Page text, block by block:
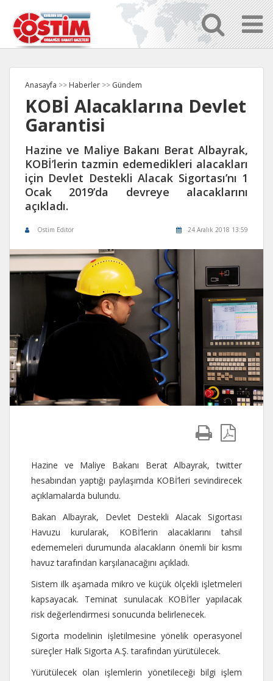
Anasayfa >> Haberler >> Gündem
KOBİ Alacaklarına Devlet
Garantisi
Hazine ve Maliye Bakanı Berat Albayrak,
KOBİ’lerin tazmin edemedikleri alacakları
için Devlet Destekli Alacak Sigortası’nı 1
Ocak 2019’da devreye alacaklarını
açıkladı.
Ostim Editör 24 Aralık 2018 13:59
Hazine ve Maliye Bakanı Berat Albayrak, twitter
hesabından yaptığı paylaşımda KOBİ’leri sevindirecek
açıklamalarda bulundu.
Bakan Albayrak, Devlet Destekli Alacak Sigortası
Havuzu kurularak, KOBİ’lerin alacaklarını tahsil
edememeleri durumunda alacakların önemli bir kısmı
havuz tarafından karşılanacağını açıkladı.
Sistem ilk aşamada mikro ve küçük ölçekli işletmeleri
kapsayacak. Teminat sunulacak KOBİ’ler yapılacak
risk değerlendirmesi sonucunda belirlenecek.
Sigorta modelinin işletilmesine yönelik operasyonel
süreçler Halk Sigorta A.Ş. tarafından yürütülecek.
Yürütülecek olan işlemlerin yönetileceği bilgi işlem